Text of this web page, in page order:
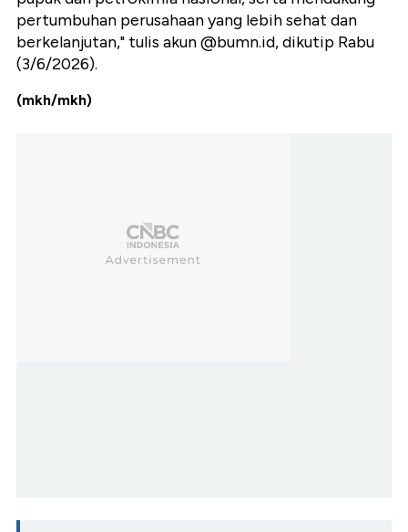
pertumbuhan perusahaan yang lebih sehat dan
berkelanjutan," tulis akun @bumn.id, dikutip Rabu
(3/6/2026).
(mkh/mkh)